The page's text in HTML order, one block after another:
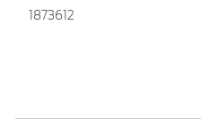
1873612